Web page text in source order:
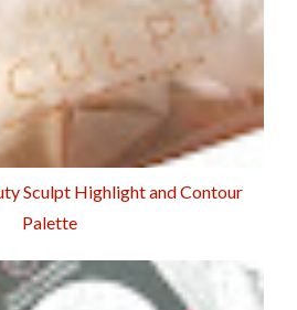
Sculpt Highlight and Contour
Palette